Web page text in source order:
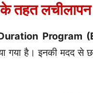
तहत लचीलापन
Program
गया है। इनकी मदद से